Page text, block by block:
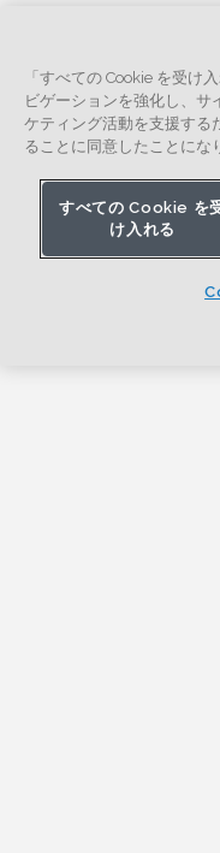
「すべての Cookie を受け
ビゲーションを強化し、サ
ケティング活動を支援する
ることに同意したことにな
すべての Cookie を
け入れる